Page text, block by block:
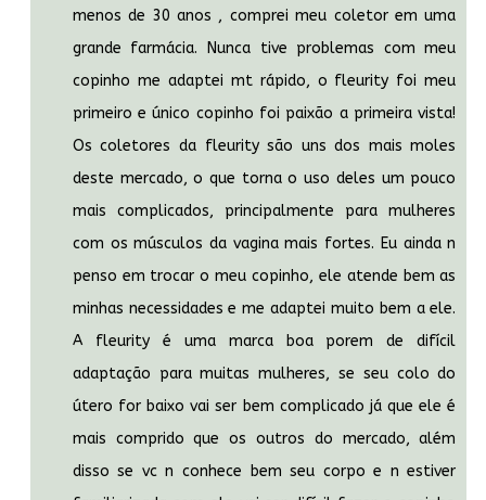
menos de 30 anos , comprei meu coletor em uma
grande farmácia. Nunca tive problemas com meu
copinho me adaptei mt rápido, o fleurity foi meu
primeiro e único copinho foi paixão a primeira vista!
Os coletores da fleurity são uns dos mais moles
deste mercado, o que torna o uso deles um pouco
mais complicados, principalmente para mulheres
com os músculos da vagina mais fortes. Eu ainda n
penso em trocar o meu copinho, ele atende bem as
minhas necessidades e me adaptei muito bem a ele.
A fleurity é uma marca boa porem de difícil
adaptação para muitas mulheres, se seu colo do
útero for baixo vai ser bem complicado já que ele é
mais comprido que os outros do mercado, além
disso se vc n conhece bem seu corpo e n estiver